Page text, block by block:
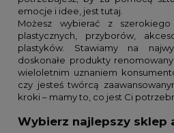
emocje i idee, jest tutaj.
Możesz wybierać z
plastycznych, przyborów,
plastyków. Stawiamy na
doskonałe produkty
wieloletnim uznaniem
czy jesteś twórcą
kroki – mamy to, co jest Ci
Wybierz najlepszy sklep